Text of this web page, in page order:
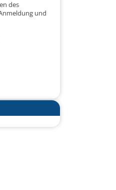
des
und